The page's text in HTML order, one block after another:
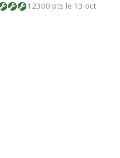
12300 ptsle 13 oct